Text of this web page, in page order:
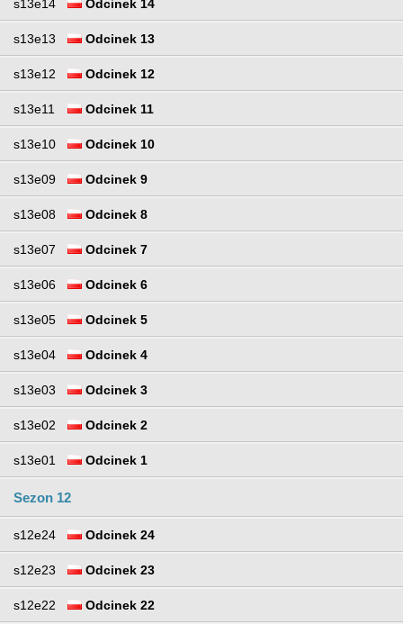
s13e14 Odcinek 14
s13e13 Odcinek 13
s13e12 Odcinek 12
s13e11 Odcinek 11
s13e10 Odcinek 10
s13e09 Odcinek 9
s13e08 Odcinek 8
s13e07 Odcinek 7
s13e06 Odcinek 6
s13e05 Odcinek 5
s13e04 Odcinek 4
s13e03 Odcinek 3
s13e02 Odcinek 2
s13e01 Odcinek 1
Sezon 12
s12e24 Odcinek 24
s12e23 Odcinek 23
s12e22 Odcinek 22